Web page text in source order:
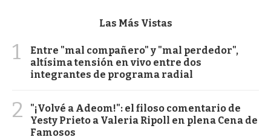
Las Más Vistas
1
Entre "mal compañero" y "mal perdedor",
altísima tensión en vivo entre dos
integrantes de programa radial
2
"¡Volvé a Adeom!": el filoso comentario de
Yesty Prieto a Valeria Ripoll en plena Cena de
Famosos